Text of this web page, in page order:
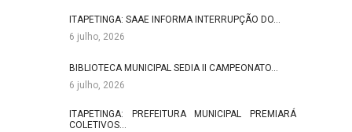
ITAPETINGA: SAAE INFORMA INTERRUPÇÃO DO…
6 julho, 2026
BIBLIOTECA MUNICIPAL SEDIA II CAMPEONATO…
6 julho, 2026
ITAPETINGA: PREFEITURA MUNICIPAL PREMIARÁ
COLETIVOS…